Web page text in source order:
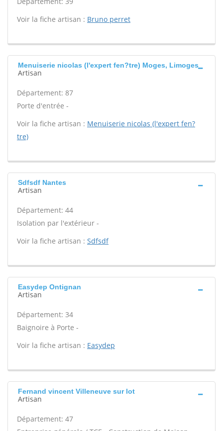
Voir la fiche artisan : Bruno perret
Menuiserie nicolas (l'expert fen?tre) Moges, Limoges
Artisan
Département: 87
Porte d'entrée -
Voir la fiche artisan : Menuiserie nicolas (l'expert fen?
tre)
Sdfsdf Nantes
Artisan
Département: 44
Isolation par l'extérieur -
Voir la fiche artisan : Sdfsdf
Easydep Ontignan
Artisan
Département: 34
Baignoire à Porte -
Voir la fiche artisan : Easydep
Fernand vincent Villeneuve sur lot
Artisan
Département: 47